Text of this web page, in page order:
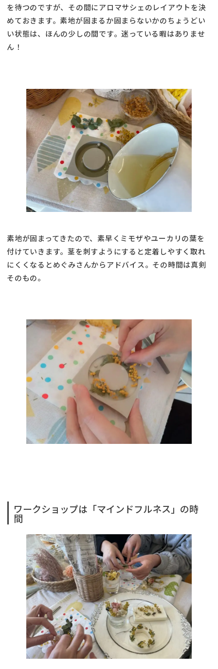
を待つのですが、その間にアロマサシェのレイアウトを決
めておきます。素地が固まるか固まらないかのちょうどい
い状態は、ほんの少しの間です。迷っている暇はありませ
ん！
素地が固まってきたので、素早くミモザやユーカリの葉を
付けていきます。茎を刺すようにすると定着しやすく取れ
にくくなるとめぐみさんからアドバイス。その時間は真剣
そのもの。
ワークショップは「マインドフルネス」の時
間